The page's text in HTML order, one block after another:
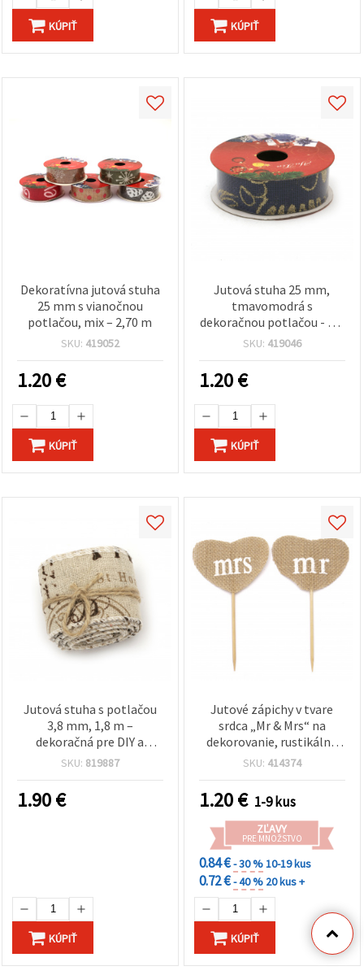
KÚPIŤ KÚPIŤ
Dekoratívna jutová stuha
25 mm s vianočnou
potlačou, mix – 2,70 m
SKU: 419052
1.20€
KÚPIŤ
Jutová stuha 25 mm,
tmavomodrá s
dekoračnou potlačou - 2,7
m
SKU: 419046
1.20€
KÚPIŤ
Jutová stuha s potlačou
3,8 mm, 1,8 m –
dekoračná pre DIY a
scrapbooking
SKU: 819887
1.90€
KÚPIŤ
Jutové zápichy v tvare
srdca „Mr & Mrs“ na
dekorovanie, rustikálne
svadobné tvorenie, 8.5 ×
SKU: 414374
1.20€ 1-9 kus
ZĽAVY
PRE MNOŽSTVO
0.84 €- 30 %10-19 kus
0.72 €- 40 % 20 kus +
KÚPIŤ